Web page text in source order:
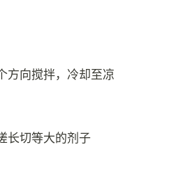
方向搅拌，冷却至凉
长切等大的剂子